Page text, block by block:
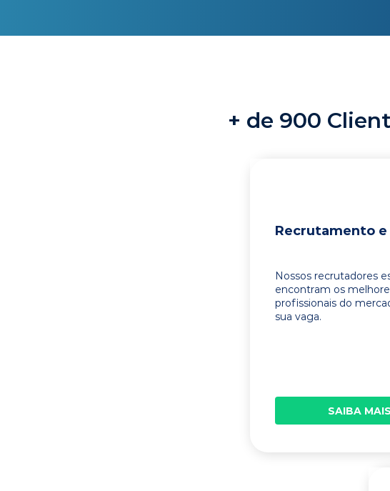
+ de 900
Recrutamento e
Nossos recrutadores
encontram os
profissionais do
sua vaga.
SAIBA MAIS